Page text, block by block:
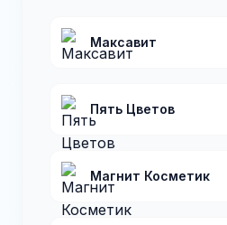
Максавит
Пять Цветов
Магнит Косметик